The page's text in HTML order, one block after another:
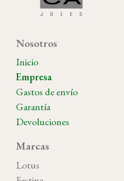
Nosotros
Inicio
Empresa
Gastos de envío
Garantía
Devoluciones
Marcas
Lotus